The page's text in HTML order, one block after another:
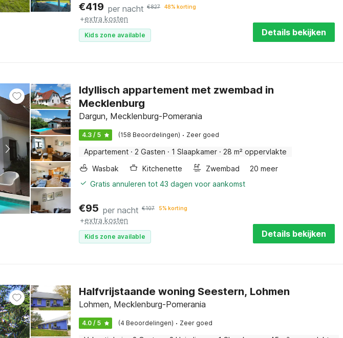
€419 per nacht €827 48% korting
+extra kosten
Kids zone available Details bekijken
Idyllisch appartement met zwembad in
Mecklenburg
Dargun, Mecklenburg-Pomerania
4.3 / 5 (158 Beoordelingen) · Zeer goed
Appartement · 2 Gasten · 1 Slaapkamer · 28 m² oppervlakte
Wasbak
Kitchenette Zwembad
20 meer
Gratis annuleren tot 43 dagen voor aankomst
€95 per nacht €107 5% korting
+extra kosten
Kids zone available Details bekijken
Halfvrijstaande woning Seestern, Lohmen
Lohmen, Mecklenburg-Pomerania
4.0 / 5 (4 Beoordelingen) · Zeer goed